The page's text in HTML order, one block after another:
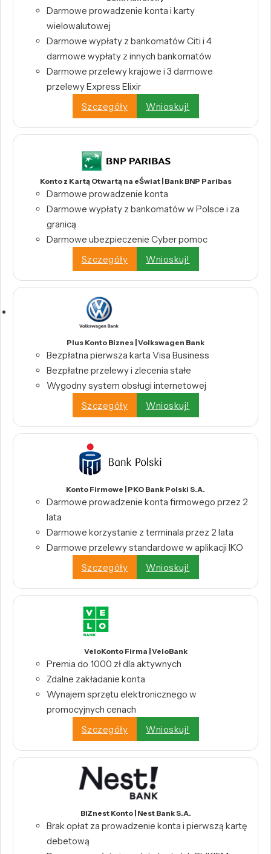
Darmowe prowadzenie konta i karty
wielowalutowej
Darmowe wypłaty z bankomatów Citi i 4
darmowe wypłaty z innych bankomatów
Darmowe przelewy krajowe i 3 darmowe
przelewy Express Elixir
Szczegóły
Wnioskuj!
Konto z Kartą Otwartą na eŚwiat | Bank BNP Paribas
Darmowe prowadzenie konta
Darmowe wypłaty z bankomatów w Polsce i za
granicą
Darmowe ubezpieczenie Cyber pomoc
Szczegóły
Wnioskuj!
Plus Konto Biznes | Volkswagen Bank
Bezpłatna pierwsza karta Visa Business
Bezpłatne przelewy i zlecenia stałe
Wygodny system obsługi internetowej
Szczegóły
Wnioskuj!
Konto Firmowe | PKO Bank Polski S.A.
Darmowe prowadzenie konta firmowego przez 2
lata
Darmowe korzystanie z terminala przez 2 lata
Darmowe przelewy standardowe w aplikacji IKO
Szczegóły
Wnioskuj!
VeloKonto Firma | VeloBank
Premia do 1000 zł dla aktywnych
Zdalne zakładanie konta
Wynajem sprzętu elektronicznego w
promocyjnych cenach
Szczegóły
Wnioskuj!
BIZnest Konto | Nest Bank S.A.
Brak opłat za prowadzenie konta i pierwszą kartę
debetową